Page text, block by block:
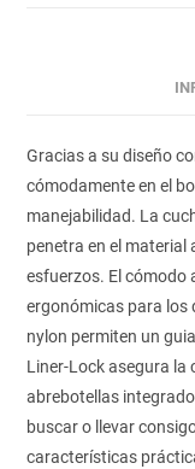
Gracias a su diseño
cómodamente en el
manejabilidad. La
penetra en el
esfuerzos. El cómodo
ergonómicas para los
nylon permiten un
Liner-Lock asegura la
abrebotellas
buscar o llevar
características